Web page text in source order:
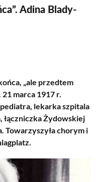
Adina Blady-
„ale przedtem
marca 1917 r.
lekarka szpitala
łączniczka Żydowskiej
Towarzyszyła chorym i